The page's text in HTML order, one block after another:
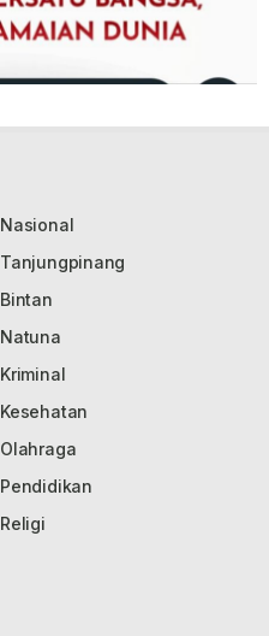
Nasional
Tanjungpinang
Bintan
Natuna
Kriminal
Kesehatan
Olahraga
Pendidikan
Religi